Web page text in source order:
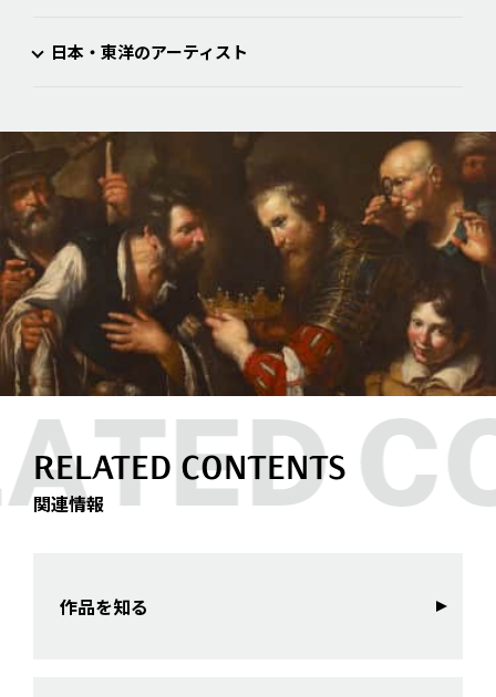
日本・東洋のアーティスト
RELATED CONTENTS
関連情報
作品を知る